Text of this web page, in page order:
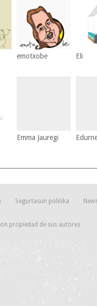
emotxobe Eli
Emma Jauregi
Segurtasun politika
propiedad de sus autores